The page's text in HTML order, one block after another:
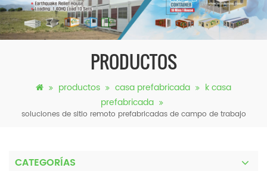
PRODUCTOS
productos casa prefabricada
k casa
prefabricada
soluciones de sitio remoto prefabricadas de campo de trabajo
CATEGORÍAS